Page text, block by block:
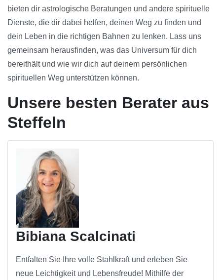
bieten dir astrologische Beratungen und andere spirituelle
Dienste, die dir dabei helfen, deinen Weg zu finden und
dein Leben in die richtigen Bahnen zu lenken. Lass uns
gemeinsam herausfinden, was das Universum für dich
bereithält und wie wir dich auf deinem persönlichen
spirituellen Weg unterstützen können.
Unsere besten Berater aus
Steffeln
Bibiana Scalcinati
Entfalten Sie Ihre volle Stahlkraft und erleben Sie
neue Leichtigkeit und Lebensfreude! Mithilfe der